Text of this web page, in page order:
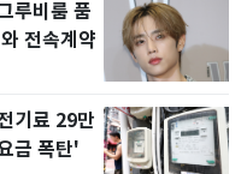
루비룸 품
전속계약
기료 29만
금 폭탄'